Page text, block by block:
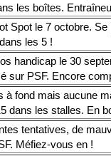
les boîtes.
Spot le 7 octobre.
les 5 !
handicap le 30
sur PSF. Encore
à fond mais aucune
dans les stalles. En
tentatives, de
Méfiez-vous en !